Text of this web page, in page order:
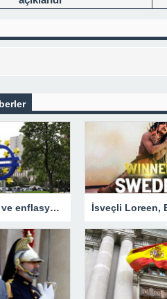
AB, büyüme ve enflasyon beklentisini yükseltti